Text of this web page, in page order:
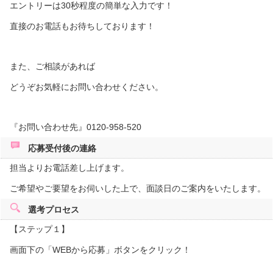
エントリーは30秒程度の簡単な入力です！
直接のお電話もお待ちしております！
また、ご相談があれば
どうぞお気軽にお問い合わせください。
『お問い合わせ先』0120-958-520
応募受付後の連絡
担当よりお電話差し上げます。
ご希望やご要望をお伺いした上で、面談日のご案内をいたします。
選考プロセス
【ステップ１】
画面下の「WEBから応募」ボタンをクリック！